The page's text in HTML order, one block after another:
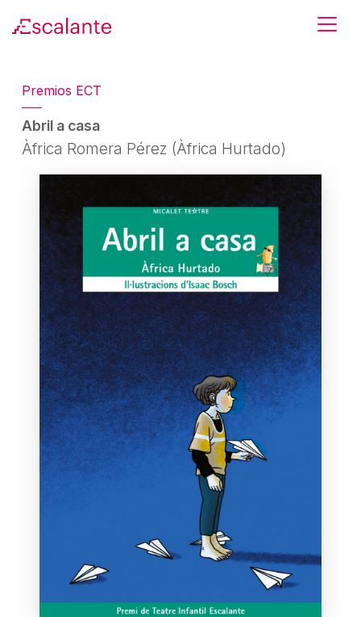
Premios ECT
Abril a casa
Àfrica Romera Pérez (Àfrica Hurtado)